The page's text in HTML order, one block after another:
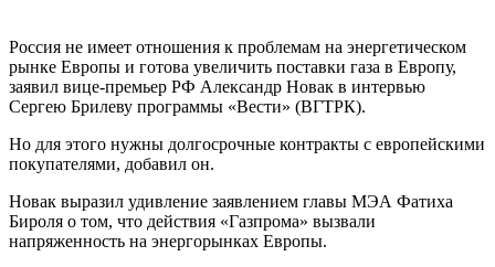
Россия не имеет отношения к проблемам на энергетическом
рынке Европы и готова увеличить поставки газа в Европу,
заявил вице-премьер РФ Александр Новак в интервью
Сергею Брилеву программы «Вести» (ВГТРК).
Но для этого нужны долгосрочные контракты с европейскими
покупателями, добавил он.
Новак выразил удивление заявлением главы МЭА Фатиха
Бироля о том, что действия «Газпрома» вызвали
напряженность на энергорынках Европы.